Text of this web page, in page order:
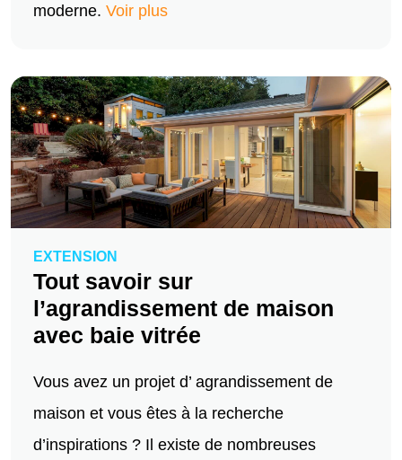
moderne. Voir plus
EXTENSION
Tout savoir sur
l’agrandissement de maison
avec baie vitrée
Vous avez un projet d’ agrandissement de
maison et vous êtes à la recherche
d’inspirations ? Il existe de nombreuses